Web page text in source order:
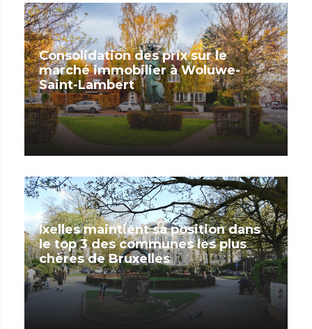
Consolidation des prix sur le
marché immobilier à Woluwe-
Saint-Lambert
Ixelles maintient sa position dans
le top 3 des communes les plus
chères de Bruxelles